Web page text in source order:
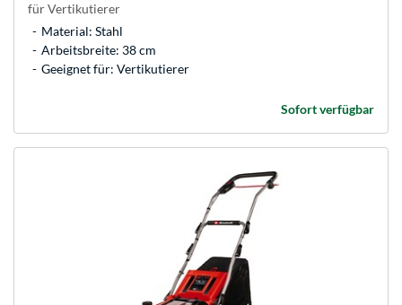
für Vertikutierer
Material: Stahl
Arbeitsbreite: 38 cm
Geeignet für: Vertikutierer
Sofort verfügbar